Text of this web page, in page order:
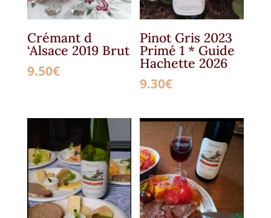
Crémant d
‘Alsace 2019 Brut
9.50€
Pinot Gris 2023
Primé 1 * Guide
Hachette 2026
9.30€